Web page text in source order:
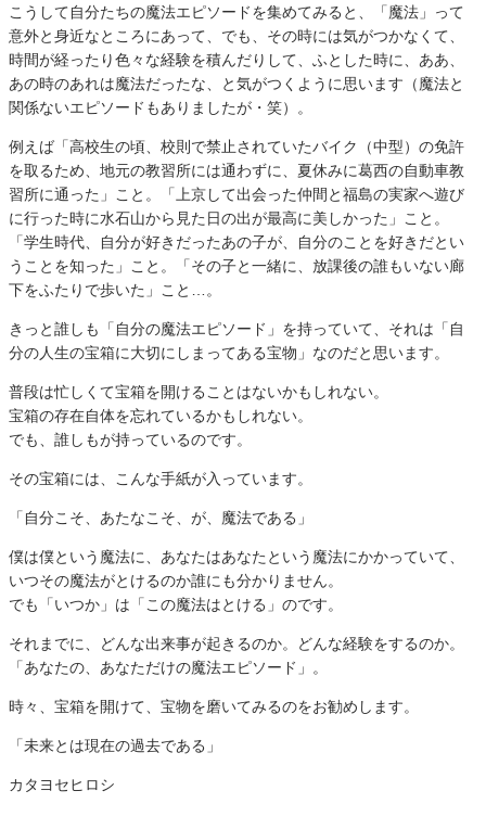
こうして自分たちの魔法エピソードを集めてみると、「魔法」って
意外と身近なところにあって、でも、その時には気がつかなくて、
時間が経ったり色々な経験を積んだりして、ふとした時に、ああ、
あの時のあれは魔法だったな、と気がつくように思います（魔法と
関係ないエピソードもありましたが・笑）。
例えば「高校生の頃、校則で禁止されていたバイク（中型）の免許
を取るため、地元の教習所には通わずに、夏休みに葛西の自動車教
習所に通った」こと。「上京して出会った仲間と福島の実家へ遊び
に行った時に水石山から見た日の出が最高に美しかった」こと。
「学生時代、自分が好きだったあの子が、自分のことを好きだとい
うことを知った」こと。「その子と一緒に、放課後の誰もいない廊
下をふたりで歩いた」こと…。
きっと誰しも「自分の魔法エピソード」を持っていて、それは「自
分の人生の宝箱に大切にしまってある宝物」なのだと思います。
普段は忙しくて宝箱を開けることはないかもしれない。
宝箱の存在自体を忘れているかもしれない。
でも、誰しもが持っているのです。
その宝箱には、こんな手紙が入っています。
「自分こそ、あたなこそ、が、魔法である」
僕は僕という魔法に、あなたはあなたという魔法にかかっていて、
いつその魔法がとけるのか誰にも分かりません。
でも「いつか」は「この魔法はとける」のです。
それまでに、どんな出来事が起きるのか。どんな経験をするのか。
「あなたの、あなただけの魔法エピソード」。
時々、宝箱を開けて、宝物を磨いてみるのをお勧めします。
「未来とは現在の過去である」
カタヨセヒロシ